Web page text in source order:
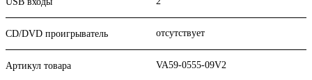
CD/DVD проигрыватель отсутствует
Артикул товара VA59-0555-09V2